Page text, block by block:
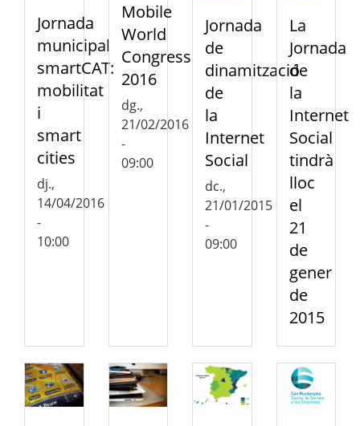
Jornada
municipal
smartCAT:
mobilitat
i
smart
cities
dj.,
14/04/2016
-
10:00
Mobile
World
Congress
2016
dg.,
21/02/2016
-
09:00
Jornada
de
dinamització
de
la
Internet
Social
dc.,
21/01/2015
-
09:00
La
Jornada
de
la
Internet
Social
tindrà
lloc
el
21
de
gener
de
2015